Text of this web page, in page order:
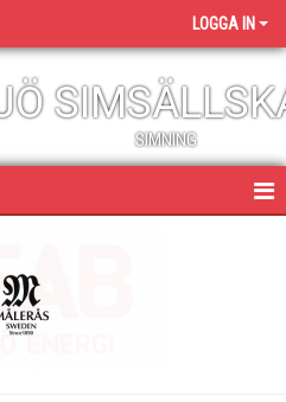
LOGGA IN
SIMNING